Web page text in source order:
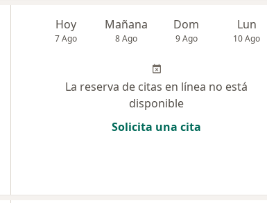
Hoy
7 Ago
Mañana
8 Ago
Dom
9 Ago
Lun
10 Ago
La reserva de citas en línea no está
disponible
Solicita una cita